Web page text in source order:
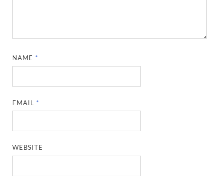
NAME *
EMAIL *
WEBSITE